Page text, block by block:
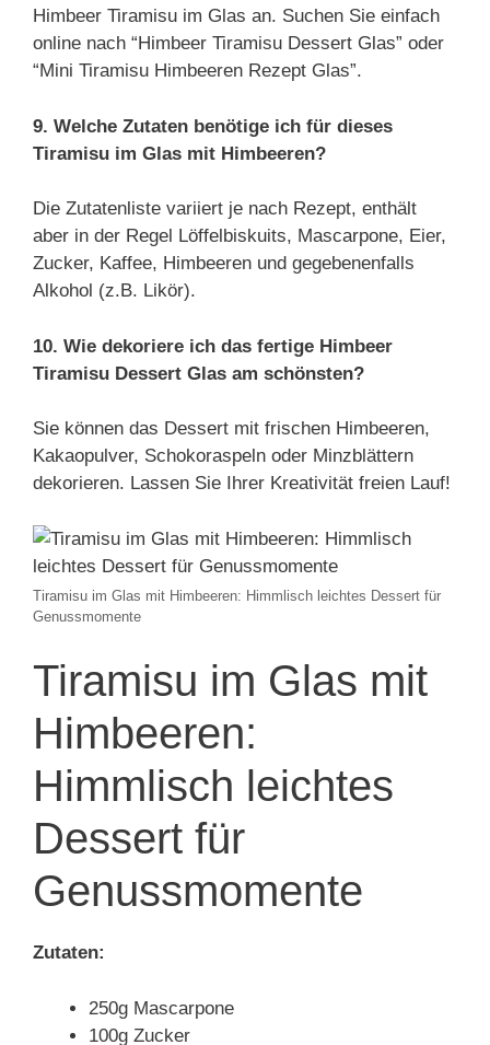
Himbeer Tiramisu im Glas an. Suchen Sie einfach
online nach “Himbeer Tiramisu Dessert Glas” oder
“Mini Tiramisu Himbeeren Rezept Glas”.
9. Welche Zutaten benötige ich für dieses
Tiramisu im Glas mit Himbeeren?
Die Zutatenliste variiert je nach Rezept, enthält
aber in der Regel Löffelbiskuits, Mascarpone, Eier,
Zucker, Kaffee, Himbeeren und gegebenenfalls
Alkohol (z.B. Likör).
10. Wie dekoriere ich das fertige Himbeer
Tiramisu Dessert Glas am schönsten?
Sie können das Dessert mit frischen Himbeeren,
Kakaopulver, Schokoraspeln oder Minzblättern
dekorieren. Lassen Sie Ihrer Kreativität freien Lauf!
Tiramisu im Glas mit Himbeeren: Himmlisch leichtes Dessert für
Genussmomente
Tiramisu im Glas mit
Himbeeren:
Himmlisch leichtes
Dessert für
Genussmomente
Zutaten:
250g Mascarpone
100g Zucker